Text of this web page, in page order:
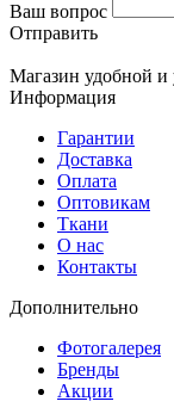
Ваш вопрос
Отправить
Магазин удобной и
Информация
Гарантии
Доставка
Оплата
Оптовикам
Ткани
О нас
Контакты
Дополнительно
Фотогалерея
Бренды
Акции